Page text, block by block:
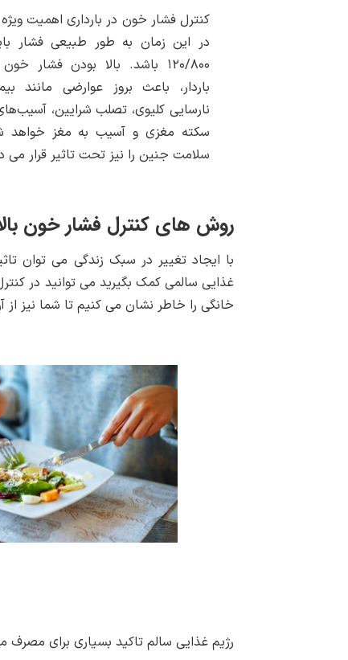
کنترل فشار خون در بارداری اهمیت
در این زمان به طور طبیعی فشار
۱۲۰/۸۰۰ باشد. بالا بودن فشار
باردار، باعث بروز عوارضی مانند
نارسایی کلیوی، تصلب شرایین،
سکته مغزی و آسیب به مغز خواهد
سلامت جنین را نیز تحت تاثیر قرار می
روش های کنترل فشار خون
با ایجاد تغییر در سبک زندگی می توان
غذایی سالمی کمک بگیرید می توانید در
خانگی را خاطر نشان می کنیم تا شما نیز از
رژیم غذایی سالم تاکید بسیاری برای مصرف